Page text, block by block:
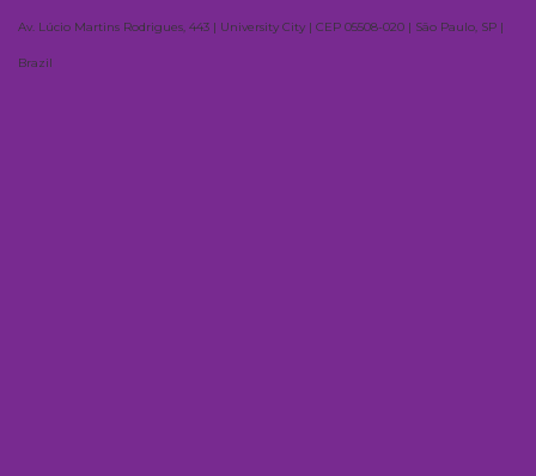
Av. Lúcio Martins Rodrigues, 443 | University City | CEP 05508-020 | São Paulo, SP |
Brazil